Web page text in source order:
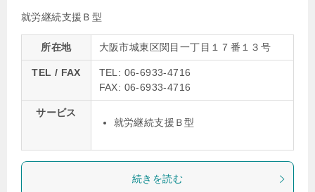
就労継続支援Ｂ型
所在地 大阪市城東区関目一丁目１７番１３号
TEL / FAX
TEL: 06-6933-4716
FAX: 06-6933-4716
サービス
就労継続支援Ｂ型
続きを読む